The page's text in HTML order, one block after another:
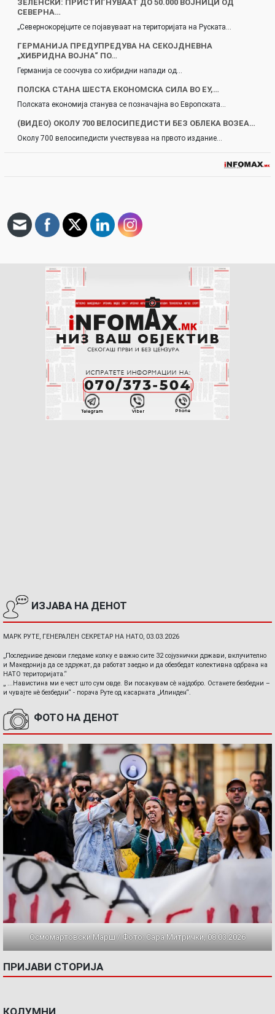
ЗЕЛЕНСКИ: ПРИСТИГНУВААТ ДО 50.000 ВОЈНИЦИ ОД
СЕВЕРНА…
„Севернокорејците се појавуваат на територијата на Руската…
ГЕРМАНИЈА ПРЕДУПРЕДУВА НА СЕКОЈДНЕВНА
„ХИБРИДНА ВОЈНА“ ПО…
Германија се соочува со хибридни напади од…
ПОЛСКА СТАНА ШЕСТА ЕКОНОМСКА СИЛА ВО ЕУ,…
Полската економија станува се позначајна во Европската…
(ВИДЕО) ОКОЛУ 700 ВЕЛОСИПЕДИСТИ БЕЗ ОБЛЕКА ВОЗЕА…
Околу 700 велосипедисти учествуваа на првото издание…
ИЗЈАВА НА ДЕНОТ
МАРК РУТЕ, ГЕНЕРАЛЕН СЕКРЕТАР НА НАТО, 03.03.2026
„Последниве денови гледаме колку е важно сите 32 сојузнички држави, вклучително
и Македонија да се здружат, да работат заедно и да обезбедат колективна одбрана на
НАТО територијата.“
„ ...Навистина ми е чест што сум овде. Ви посакувам сè најдобро. Останете безбедни –
и чувајте нè безбедни“ - порача Руте од касарната „Илинден“.
ФОТО НА ДЕНОТ
Осмомартовски Марш / Фото: Сара Митрички, 08.03.2026
ПРИЈАВИ СТОРИЈА